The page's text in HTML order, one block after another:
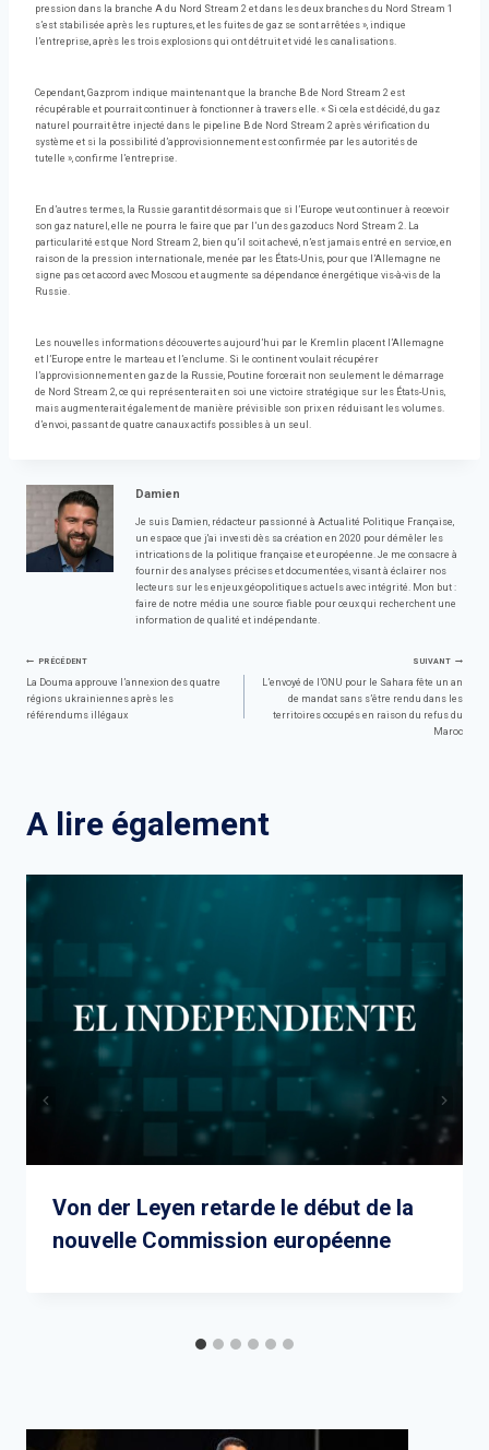
pression dans la branche A du Nord Stream 2 et dans les deux branches du Nord Stream 1
s’est stabilisée après les ruptures, et les fuites de gaz se sont arrêtées », indique
l’entreprise, après les trois explosions qui ont détruit et vidé les canalisations.
Cependant, Gazprom indique maintenant que la branche B de Nord Stream 2 est
récupérable et pourrait continuer à fonctionner à travers elle. « Si cela est décidé, du gaz
naturel pourrait être injecté dans le pipeline B de Nord Stream 2 après vérification du
système et si la possibilité d’approvisionnement est confirmée par les autorités de
tutelle », confirme l’entreprise.
En d’autres termes, la Russie garantit désormais que si l’Europe veut continuer à recevoir
son gaz naturel, elle ne pourra le faire que par l’un des gazoducs Nord Stream 2. La
particularité est que Nord Stream 2, bien qu’il soit achevé, n’est jamais entré en service, en
raison de la pression internationale, menée par les États-Unis, pour que l’Allemagne ne
signe pas cet accord avec Moscou et augmente sa dépendance énergétique vis-à-vis de la
Russie.
Les nouvelles informations découvertes aujourd’hui par le Kremlin placent l’Allemagne
et l’Europe entre le marteau et l’enclume. Si le continent voulait récupérer
l’approvisionnement en gaz de la Russie, Poutine forcerait non seulement le démarrage
de Nord Stream 2, ce qui représenterait en soi une victoire stratégique sur les États-Unis,
mais augmenterait également de manière prévisible son prix en réduisant les volumes.
d’envoi, passant de quatre canaux actifs possibles à un seul.
Damien
Je suis Damien, rédacteur passionné à Actualité Politique Française,
un espace que j'ai investi dès sa création en 2020 pour démêler les
intrications de la politique française et européenne. Je me consacre à
fournir des analyses précises et documentées, visant à éclairer nos
lecteurs sur les enjeux géopolitiques actuels avec intégrité. Mon but :
faire de notre média une source fiable pour ceux qui recherchent une
information de qualité et indépendante.
Navigation
de
PRÉCÉDENT
La Douma approuve l’annexion des quatre
régions ukrainiennes après les
référendums illégaux
SUIVANT
L’envoyé de l’ONU pour le Sahara fête un an
de mandat sans s’être rendu dans les
territoires occupés en raison du refus du
Maroc
A lire également
Von der Leyen retarde le début de la
nouvelle Commission européenne